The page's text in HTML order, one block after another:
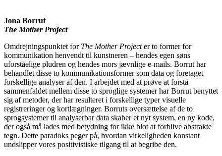
Jona Borrut
The Mother Project
Omdrejningspunktet for The Mother Projecter to former for
kommunikation henvendt til kunstneren – hendes egen søns
uforståelige pludren og hendes mors jævnlige e-mails. Borrut har
behandlet disse to kommunikationsformer som data og foretaget
forskellige analyser af den. I arbejdet med at prøve at forstå
sammenfaldet mellem disse to sproglige systemer har Borrut benyttet
sig af metoder, der har resulteret i forskellige typer visuelle
registreringer og kortlægninger. Borruts oversættelse af de to
sprogsystemer til analyserbar data skaber et nyt system, en ny kode,
der også må lades med betydning for ikke blot at forblive abstrakte
tegn. Dette paradoks peger på, hvordan virkeligheden konstant
undslipper vores positivistiske tilgang til at begribe den.